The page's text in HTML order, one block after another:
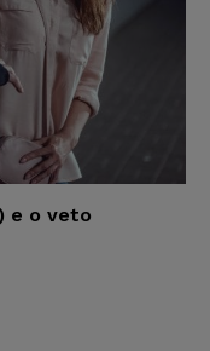
e o veto